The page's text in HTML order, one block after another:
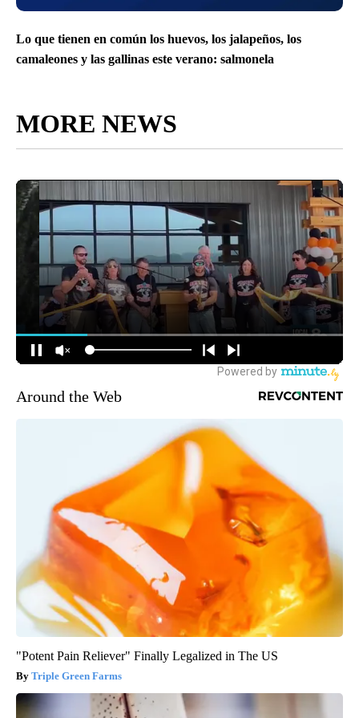
Lo que tienen en común los huevos, los jalapeños, los
camaleones y las gallinas este verano: salmonela
MORE NEWS
Around the Web
"Potent Pain Reliever" Finally Legalized in The US
Triple Green Farms